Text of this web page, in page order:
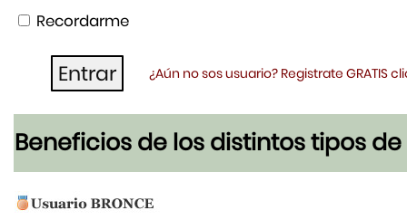
Recordarme
¿Aún no sos usuario? Registrate GRATIS
Beneficios de los distintos tipos de